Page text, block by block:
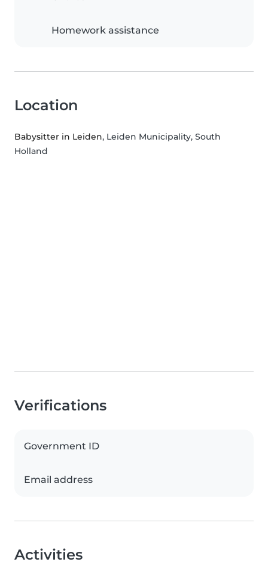
Homework assistance
Location
Babysitter in Leiden, Leiden Municipality, South
Holland
Verifications
Government ID
Email address
Activities